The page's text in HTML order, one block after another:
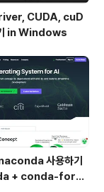
CUDA, cuD
in Windows
사용하기
+ conda-forg